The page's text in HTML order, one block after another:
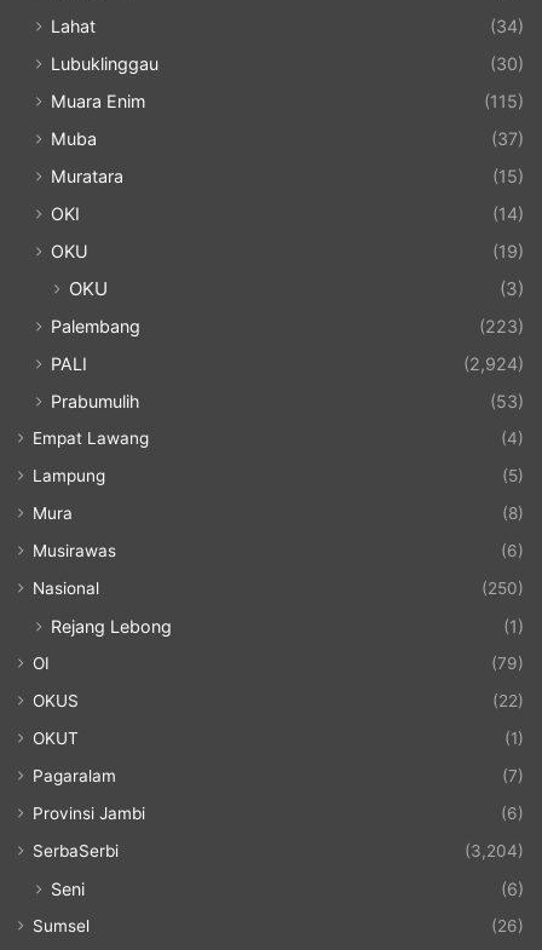
Lahat
(34)
Lubuklinggau
(30)
Muara Enim
(115)
Muba
(37)
Muratara
(15)
OKI
(14)
OKU
(19)
OKU (3)
Palembang
(223)
PALI
(2,924)
Prabumulih
(53)
Empat Lawang
(4)
Lampung
(5)
Mura
(8)
Musirawas
(6)
Nasional
(250)
Rejang Lebong (1)
OI
(79)
OKUS
(22)
OKUT
(1)
Pagaralam
(7)
Provinsi Jambi
(6)
SerbaSerbi
(3,204)
Seni (6)
Sumsel (26)